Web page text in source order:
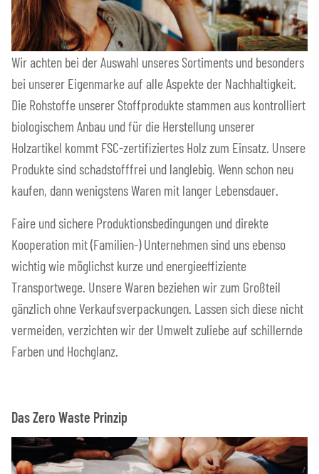
Wir achten bei der Auswahl unseres Sortiments und besonders
bei unserer Eigenmarke auf alle Aspekte der Nachhaltigkeit.
Die Rohstoffe unserer Stoffprodukte stammen aus kontrolliert
biologischem Anbau und für die Herstellung unserer
Holzartikel kommt FSC-zertifiziertes Holz zum Einsatz. Unsere
Produkte sind schadstofffrei und langlebig. Wenn schon neu
kaufen, dann wenigstens Waren mit langer Lebensdauer.
Faire und sichere Produktionsbedingungen und direkte
Kooperation mit (Familien-) Unternehmen sind uns ebenso
wichtig wie möglichst kurze und energieeffiziente
Transportwege. Unsere Waren beziehen wir zum Großteil
gänzlich ohne Verkaufsverpackungen. Lassen sich diese nicht
vermeiden, verzichten wir der Umwelt zuliebe auf schillernde
Farben und Hochglanz.
Das Zero Waste Prinzip